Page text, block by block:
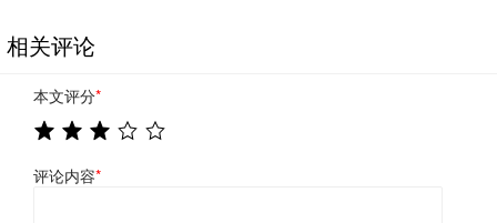
相关评论
本文评分*
评论内容*